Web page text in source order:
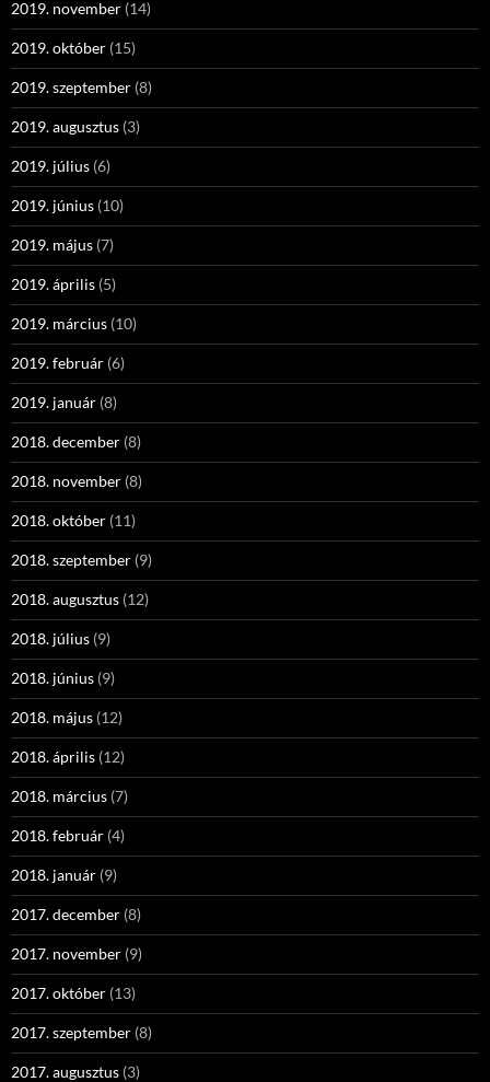
2019. november (14)
2019. október (15)
2019. szeptember (8)
2019. augusztus (3)
2019. július (6)
2019. június (10)
2019. május (7)
2019. április (5)
2019. március (10)
2019. február (6)
2019. január (8)
2018. december (8)
2018. november (8)
2018. október (11)
2018. szeptember (9)
2018. augusztus (12)
2018. július (9)
2018. június (9)
2018. május (12)
2018. április (12)
2018. március (7)
2018. február (4)
2018. január (9)
2017. december (8)
2017. november (9)
2017. október (13)
2017. szeptember (8)
2017. augusztus (3)